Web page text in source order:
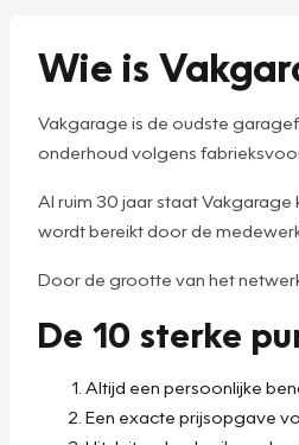
Wie is
Vakgarage is de oudste
onderhoud volgens
Al ruim 30 jaar staat
wordt bereikt door de
Door de grootte van het
De 10 sterke
Altijd een persoonlijke
Een exacte prijsopgave